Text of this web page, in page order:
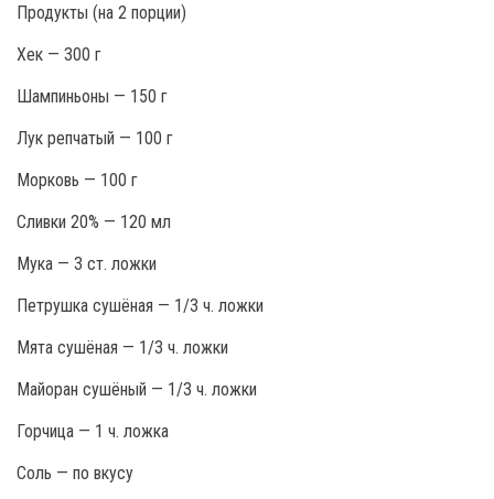
Продукты (на 2 порции)
Хек — 300 г
Шампиньоны — 150 г
Лук репчатый — 100 г
Морковь — 100 г
Сливки 20% — 120 мл
Мука — 3 ст. ложки
Петрушка сушёная — 1/3 ч. ложки
Мята сушёная — 1/3 ч. ложки
Майоран сушёный — 1/3 ч. ложки
Горчица — 1 ч. ложка
Соль — по вкусу